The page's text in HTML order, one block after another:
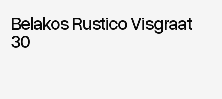
Belakos Rustico Visgraat
30